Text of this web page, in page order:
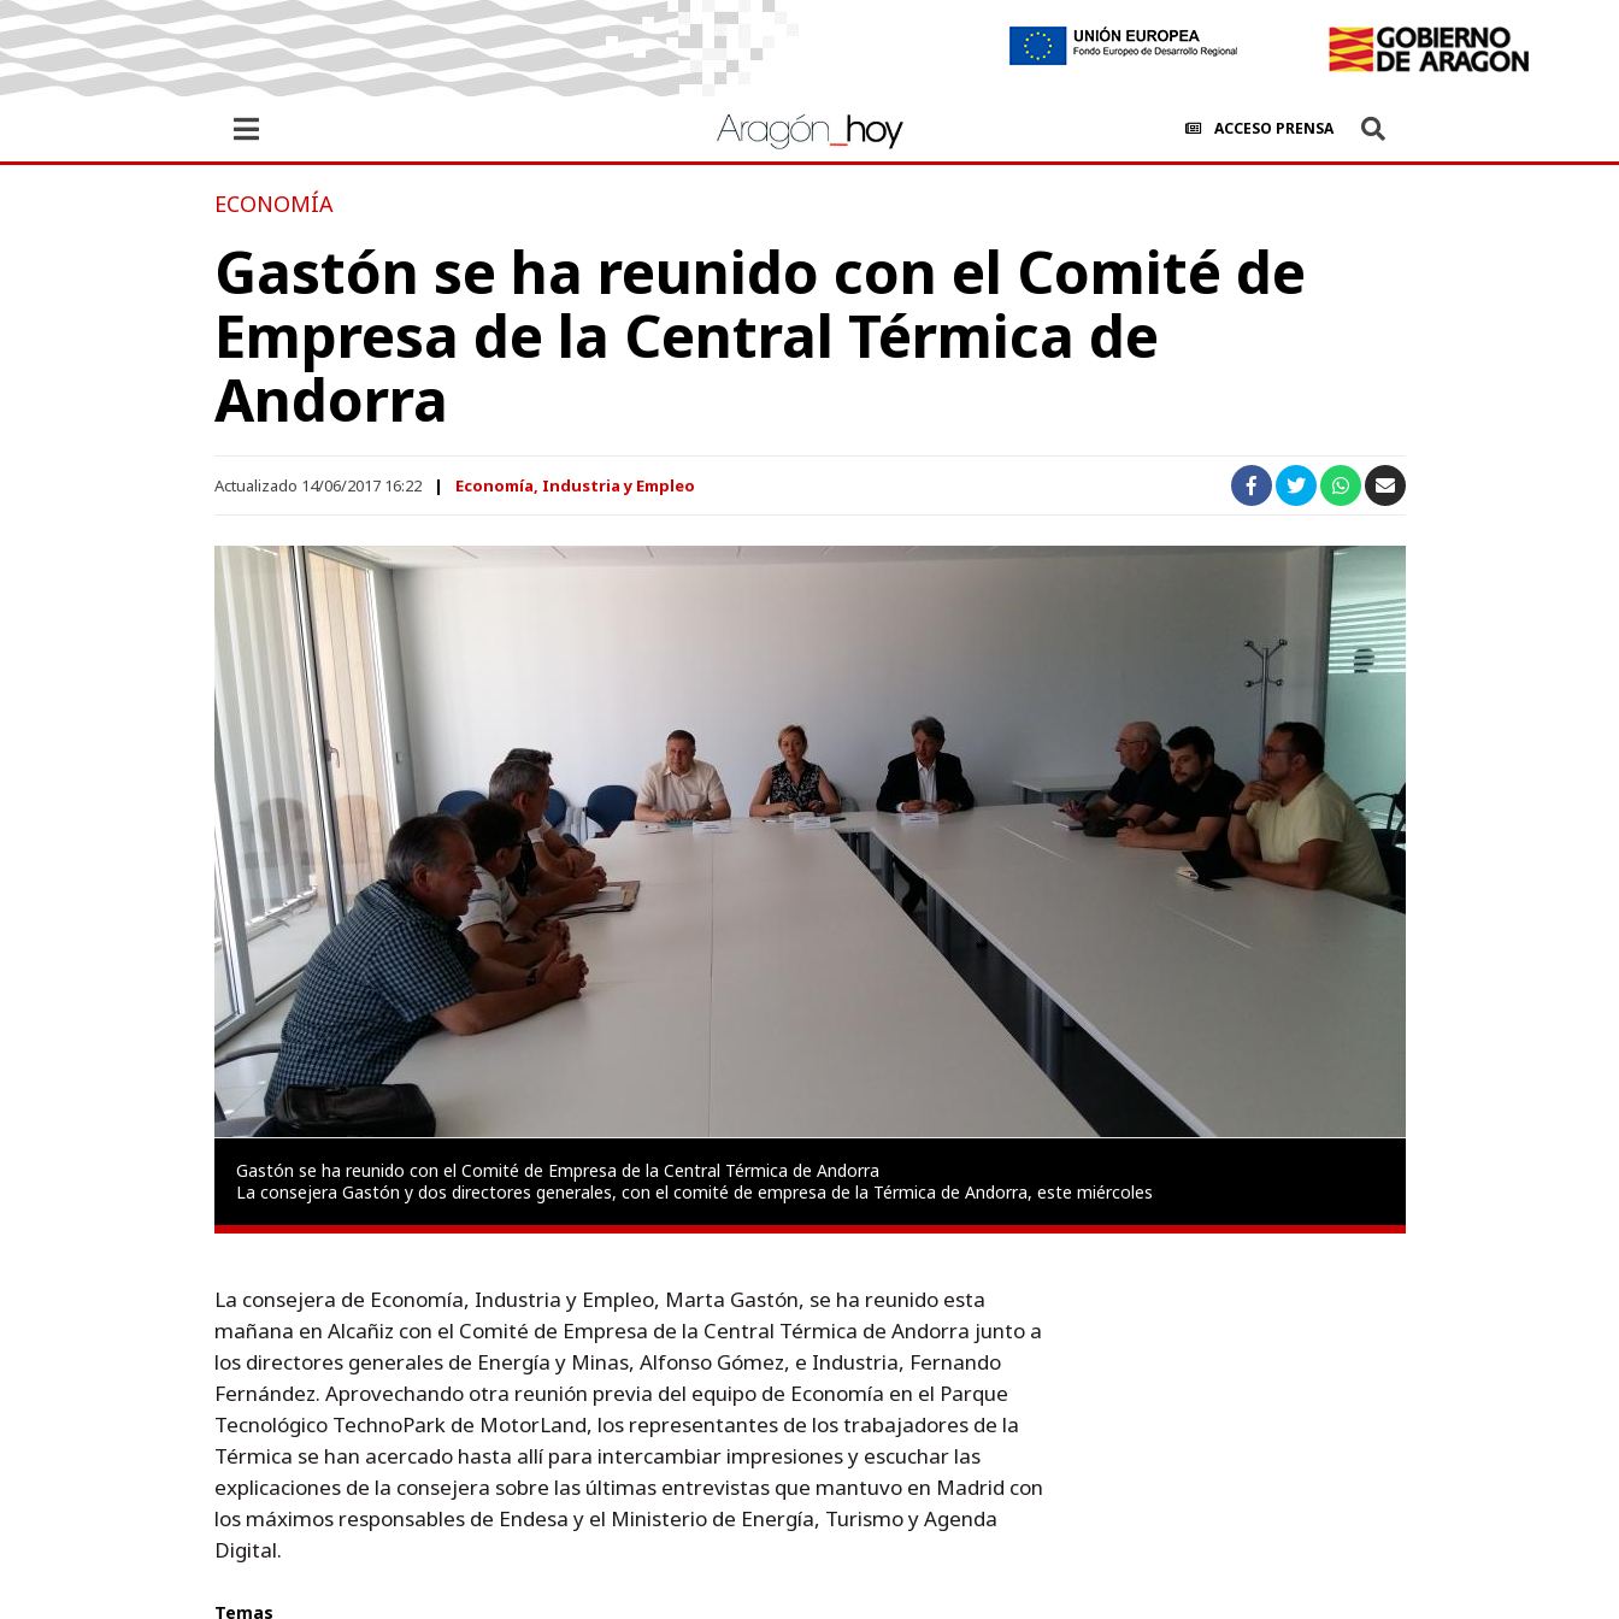
ACCESO PRENSA
ECONOMÍA
Gastón se ha reunido con el Comité de
Empresa de la Central Térmica de
Andorra
Actualizado 14/06/2017 16:22 Economía, Industria y Empleo
Gastón se ha reunido con el Comité de Empresa de la Central Térmica de Andorra
La consejera Gastón y dos directores generales, con el comité de empresa de la Térmica de Andorra, este miércoles
La consejera de Economía, Industria y Empleo, Marta Gastón, se ha reunido esta
mañana en Alcañiz con el Comité de Empresa de la Central Térmica de Andorra junto a
los directores generales de Energía y Minas, Alfonso Gómez, e Industria, Fernando
Fernández. Aprovechando otra reunión previa del equipo de Economía en el Parque
Tecnológico TechnoPark de MotorLand, los representantes de los trabajadores de la
Térmica se han acercado hasta allí para intercambiar impresiones y escuchar las
explicaciones de la consejera sobre las últimas entrevistas que mantuvo en Madrid con
los máximos responsables de Endesa y el Ministerio de Energía, Turismo y Agenda
Digital.
Temas